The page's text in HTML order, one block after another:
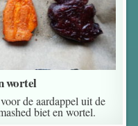
wortel
de aardappel uit de
biet en wortel.